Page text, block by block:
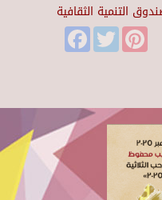
التنمية الثقافية
FacebookTwitter